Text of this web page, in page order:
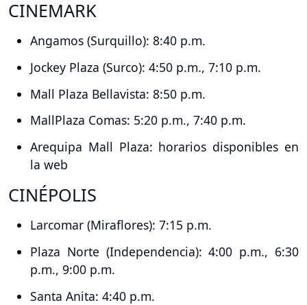
CINEMARK
Angamos (Surquillo): 8:40 p.m.
Jockey Plaza (Surco): 4:50 p.m., 7:10 p.m.
Mall Plaza Bellavista: 8:50 p.m.
MallPlaza Comas: 5:20 p.m., 7:40 p.m.
Arequipa Mall Plaza: horarios disponibles en
la web
CINÉPOLIS
Larcomar (Miraflores): 7:15 p.m.
Plaza Norte (Independencia): 4:00 p.m., 6:30
p.m., 9:00 p.m.
Santa Anita: 4:40 p.m.